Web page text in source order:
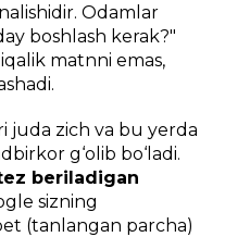
Odamlar
boshlash kerak?"
matnni emas,
juda zich va bu yerda
g‘olib bo‘ladi.
beriladigan
sizning
(tanlangan parcha)